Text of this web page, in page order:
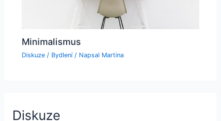
Minimalismus
Diskuze / Bydlení/ Napsal Martina
Diskuze